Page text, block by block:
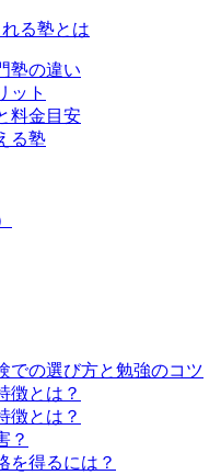
る塾とは
塾の違い
ット
料金目安
る塾
での選び方と勉強のコツ
徴とは？
徴とは？
？
を得るには？